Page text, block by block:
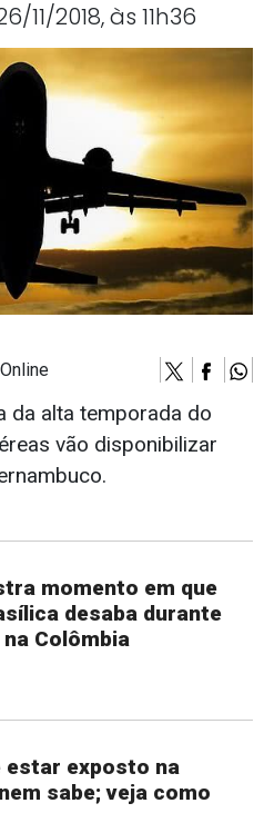
11/2018, às 11h36
da alta temporada do
vão disponibilizar
momento em que
desaba durante
Colômbia
estar exposto na
sabe; veja como